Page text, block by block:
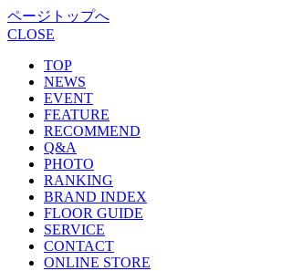
ページトップへ
CLOSE
TOP
NEWS
EVENT
FEATURE
RECOMMEND
Q&A
PHOTO
RANKING
BRAND INDEX
FLOOR GUIDE
SERVICE
CONTACT
ONLINE STORE